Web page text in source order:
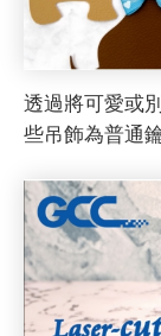
透過將可愛或
些吊飾為普通